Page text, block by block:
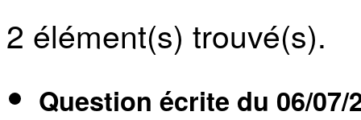
2 élément(s) trouvé(s).
Question écrite du 06/07/